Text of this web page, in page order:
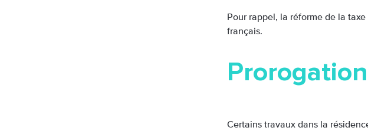
Pour rappel, la réforme de la
français.
Certains travaux dans la